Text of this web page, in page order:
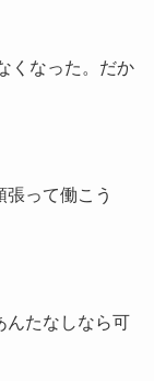
くなった。だか
って働こう
んたなしなら可